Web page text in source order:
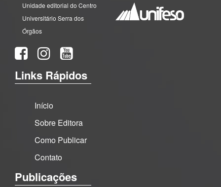
Unidade editorial do Centro
Universitário Serra dos
Órgãos
Links Rápidos
Início
Sobre Editora
Como Publicar
Contato
Publicações